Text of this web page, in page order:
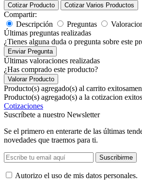
Cotizar Producto Cotizar Varios Productos
Compartir:
Descripción
Preguntas
Últimas preguntas realizadas
¿Tienes alguna duda o pregunta sobre este
Enviar Pregunta
Últimas valoraciones realizadas
¿Has comprado este producto?
Valorar Producto
Producto(s) agregado(s) al carrito
Producto(s) agregado(s) a la cotizacion
Cotizaciones
Suscríbete a nuestro Newsletter
Se el primero en enterarte de las últimas
novedades que traemos para ti.
Suscribirme
Autorizo ​​el uso de mis datos personales.